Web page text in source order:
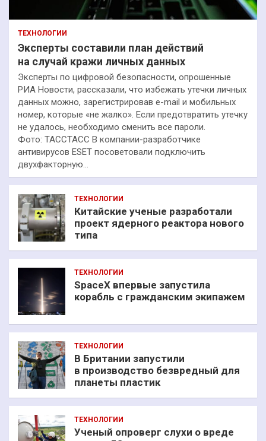
ТЕХНОЛОГИИ
Эксперты составили план действий
на случай кражи личных данных
Эксперты по цифровой безопасности, опрошенные
РИА Новости, рассказали, что избежать утечки личных
данных можно, зарегистрировав e-mail и мобильных
номер, которые «не жалко». Если предотвратить утечку
не удалось, необходимо сменить все пароли.
Фото: ТАССТАСС В компании-разработчике
антивирусов ESET посоветовали подключить
двухфакторную…
ТЕХНОЛОГИИ
Китайские ученые разработали
проект ядерного реактора нового
типа
ТЕХНОЛОГИИ
SpaceX впервые запустила
корабль с гражданским экипажем
ТЕХНОЛОГИИ
В Британии запустили
в производство безвредный для
планеты пластик
ТЕХНОЛОГИИ
Ученый опроверг слухи о вреде